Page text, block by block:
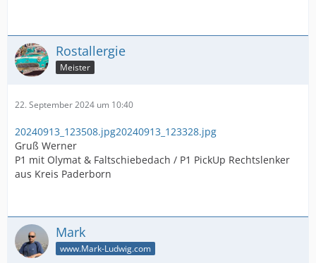
Rostallergie
Meister
22. September 2024 um 10:40
20240913_123508.jpg20240913_123328.jpg
Gruß Werner
P1 mit Olymat & Faltschiebedach / P1 PickUp Rechtslenker
aus Kreis Paderborn
Mark
www.Mark-Ludwig.com